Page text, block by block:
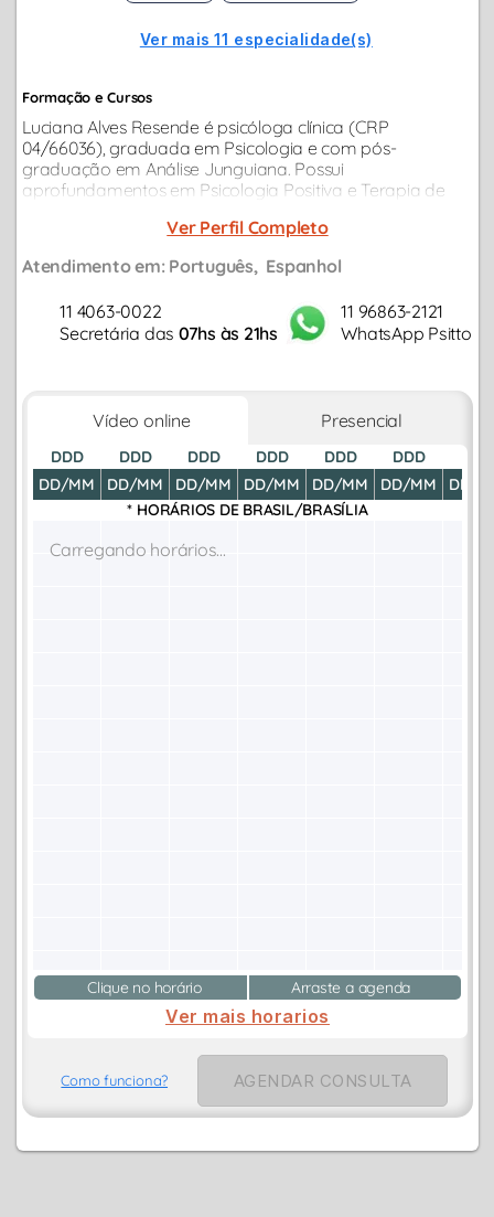
Ver mais 11 especialidade(s)
Formação e Cursos
Luciana Alves Resende é psicóloga clínica (CRP
04/66036), graduada em Psicologia e com pós-
graduação em Análise Junguiana. Possui
aprofundamentos em Psicologia Positiva e Terapia de
sistêmico, foi mentorada diretamente por Sophie
Ver Perfil Completo
Atendimento em: Português Espanhol
11 4063-0022
Secretária das 07hs às 21hs
11 96863-2121
WhatsApp Psitto
Vídeo online Presencial
DDD
DD/MM
DDD
DD/MM
DDD
DD/MM
DDD
DD/MM
DDD
DD/MM
DDD
DD/MM
DD/
* HORÁRIOS DE BRASIL/BRASÍLIA
Carregando horários...
Clique no horário Arraste a agenda
Ver mais horarios
Como funciona? AGENDAR CONSULTA